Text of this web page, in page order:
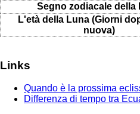
Segno zodiacale della
L'età della Luna (Giorni
nuova)
Links
Quando è la prossima
Differenza di tempo tra